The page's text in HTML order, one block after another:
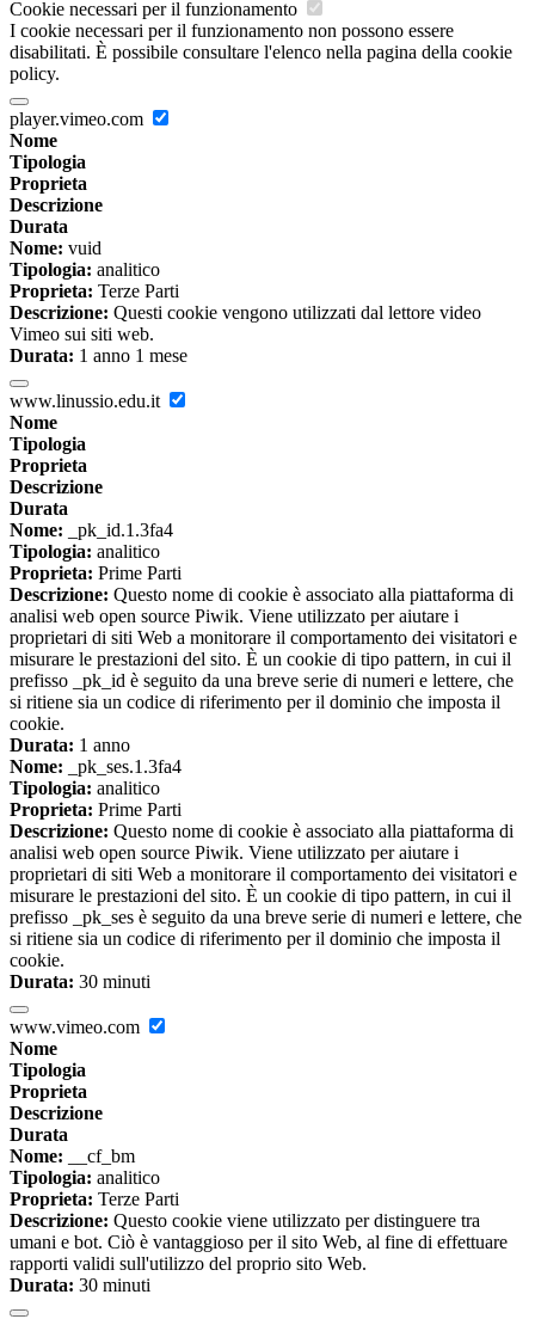
Cookie necessari per il funzionamento
I cookie necessari per il funzionamento non possono essere
disabilitati. È possibile consultare l'elenco nella pagina della cookie
policy.
player.vimeo.com
Nome
Tipologia
Proprieta
Descrizione
Durata
Nome: vuid
Tipologia: analitico
Proprieta: Terze Parti
Descrizione: Questi cookie vengono utilizzati dal lettore video
Vimeo sui siti web.
Durata: 1 anno 1 mese
www.linussio.edu.it
Nome
Tipologia
Proprieta
Descrizione
Durata
Nome: _pk_id.1.3fa4
Tipologia: analitico
Proprieta: Prime Parti
Descrizione: Questo nome di cookie è associato alla piattaforma di
analisi web open source Piwik. Viene utilizzato per aiutare i
proprietari di siti Web a monitorare il comportamento dei visitatori e
misurare le prestazioni del sito. È un cookie di tipo pattern, in cui il
prefisso _pk_id è seguito da una breve serie di numeri e lettere, che
si ritiene sia un codice di riferimento per il dominio che imposta il
cookie.
Durata: 1 anno
Nome: _pk_ses.1.3fa4
Tipologia: analitico
Proprieta: Prime Parti
Descrizione: Questo nome di cookie è associato alla piattaforma di
analisi web open source Piwik. Viene utilizzato per aiutare i
proprietari di siti Web a monitorare il comportamento dei visitatori e
misurare le prestazioni del sito. È un cookie di tipo pattern, in cui il
prefisso _pk_ses è seguito da una breve serie di numeri e lettere, che
si ritiene sia un codice di riferimento per il dominio che imposta il
cookie.
Durata: 30 minuti
www.vimeo.com
Nome
Tipologia
Proprieta
Descrizione
Durata
Nome: __cf_bm
Tipologia: analitico
Proprieta: Terze Parti
Descrizione: Questo cookie viene utilizzato per distinguere tra
umani e bot. Ciò è vantaggioso per il sito Web, al fine di effettuare
rapporti validi sull'utilizzo del proprio sito Web.
Durata: 30 minuti